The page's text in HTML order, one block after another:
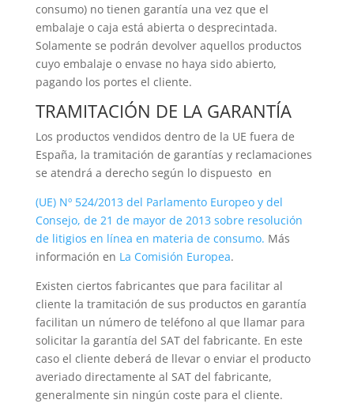
consumo) no tienen garantía una vez que el
embalaje o caja está abierta o desprecintada.
Solamente se podrán devolver aquellos productos
cuyo embalaje o envase no haya sido abierto,
pagando los portes el cliente.
TRAMITACIÓN DE LA GARANTÍA
Los productos vendidos dentro de la UE fuera de
España, la tramitación de garantías y reclamaciones
se atendrá a derecho según lo dispuesto en
(UE) Nº 524/2013 del Parlamento Europeo y del
Consejo, de 21 de mayor de 2013 sobre resolución
de litigios en línea en materia de consumo. Más
información en La Comisión Europea.
Existen ciertos fabricantes que para facilitar al
cliente la tramitación de sus productos en garantía
facilitan un número de teléfono al que llamar para
solicitar la garantía del SAT del fabricante. En este
caso el cliente deberá de llevar o enviar el producto
averiado directamente al SAT del fabricante,
generalmente sin ningún coste para el cliente.